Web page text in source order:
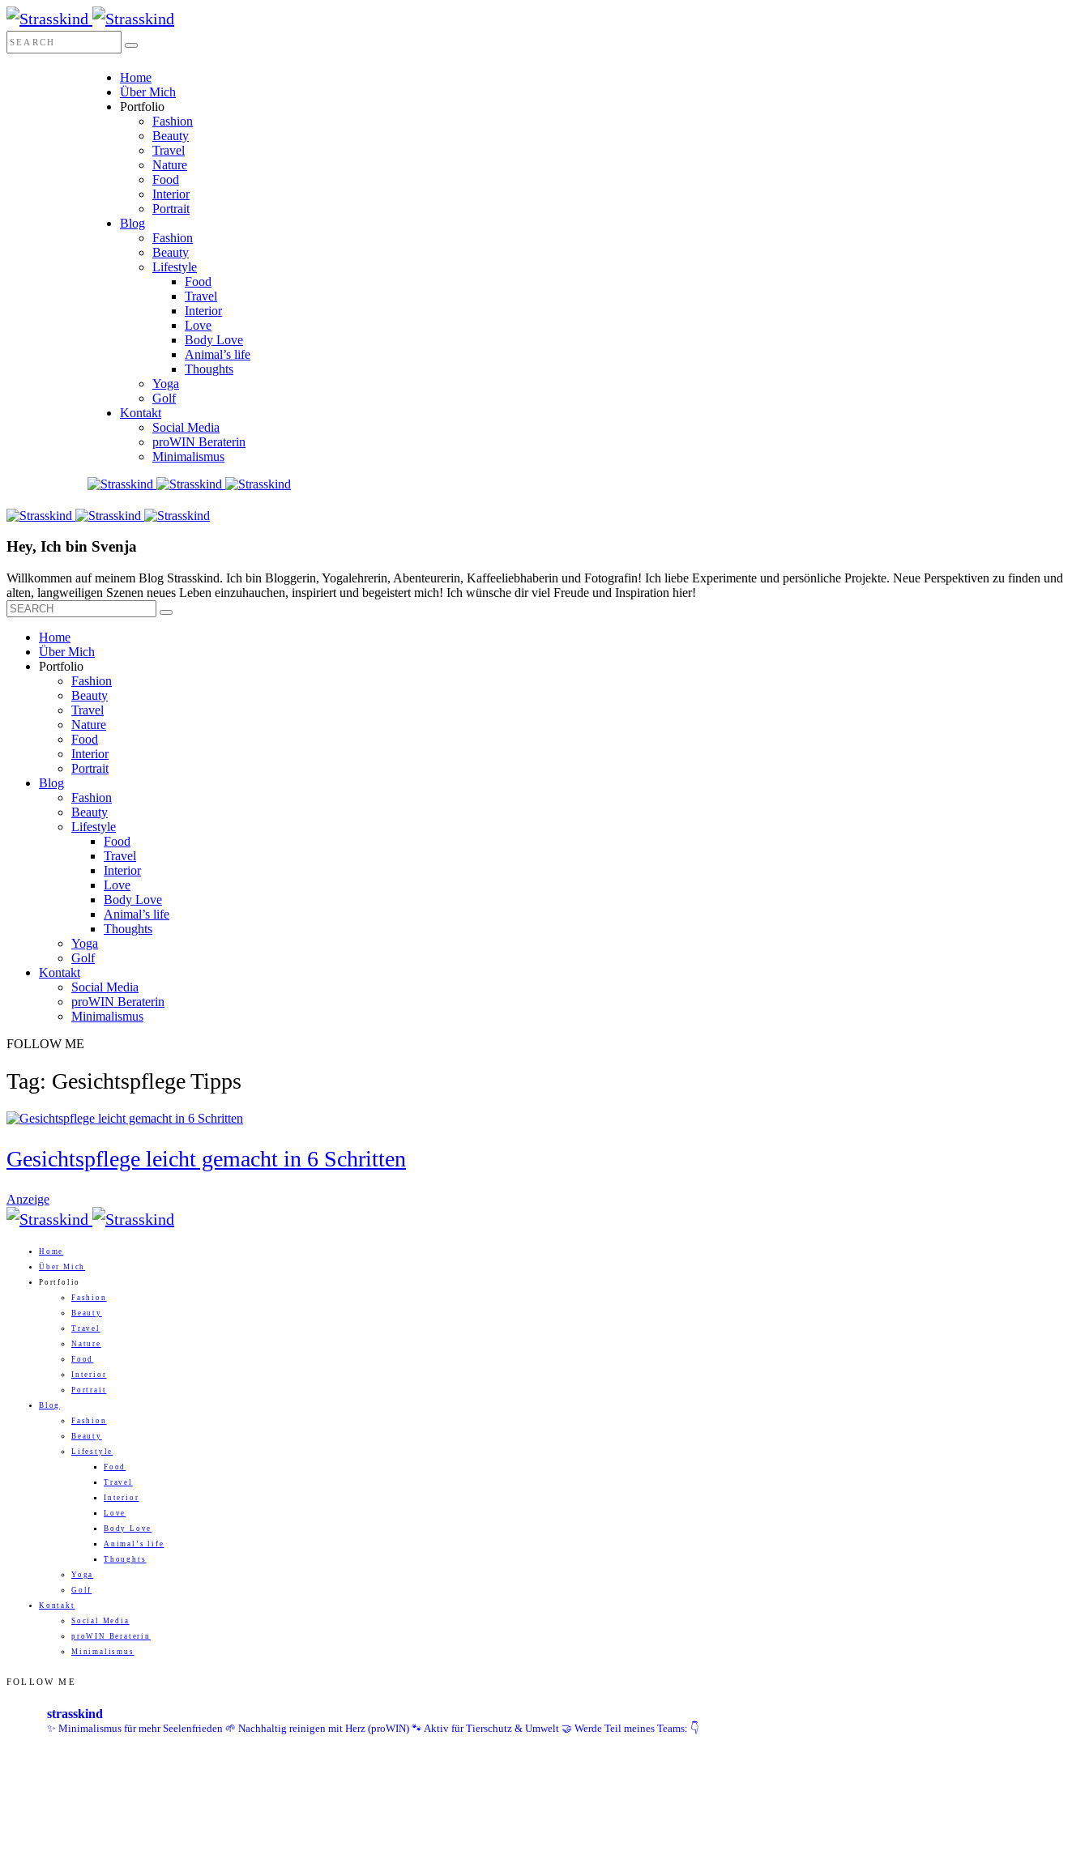
Home
Über Mich
Portfolio
Fashion
Beauty
Travel
Nature
Food
Interior
Portrait
Blog
Fashion
Beauty
Lifestyle
Food
Travel
Interior
Love
Body Love
Animal’s life
Thoughts
Yoga
Golf
Kontakt
Social Media
proWIN Beraterin
Minimalismus
Hey, Ich bin Svenja
Willkommen auf meinem Blog Strasskind. Ich bin Bloggerin, Yogalehrerin, Abenteurerin, Kaffeeliebhaberin und Fotografin! Ich liebe Experimente und persönliche Projekte. Neue Perspektiven zu finden und
alten, langweiligen Szenen neues Leben einzuhauchen, inspiriert und begeistert mich! Ich wünsche dir viel Freude und Inspiration hier!
Home
Über Mich
Portfolio
Fashion
Beauty
Travel
Nature
Food
Interior
Portrait
Blog
Fashion
Beauty
Lifestyle
Food
Travel
Interior
Love
Body Love
Animal’s life
Thoughts
Yoga
Golf
Kontakt
Social Media
proWIN Beraterin
Minimalismus
FOLLOW ME
Tag: Gesichtspflege Tipps
Gesichtspflege leicht gemacht in 6 Schritten
Anzeige
Home
Über Mich
Portfolio
Fashion
Beauty
Travel
Nature
Food
Interior
Portrait
Blog
Fashion
Beauty
Lifestyle
Food
Travel
Interior
Love
Body Love
Animal’s life
Thoughts
Yoga
Golf
Kontakt
Social Media
proWIN Beraterin
Minimalismus
FOLLOW ME
strasskind
✨ Minimalismus für mehr Seelenfrieden 🌱 Nachhaltig reinigen mit Herz (proWIN) 🐾 Aktiv für Tierschutz & Umwelt 🤝 Werde Teil meines Teams: 👇